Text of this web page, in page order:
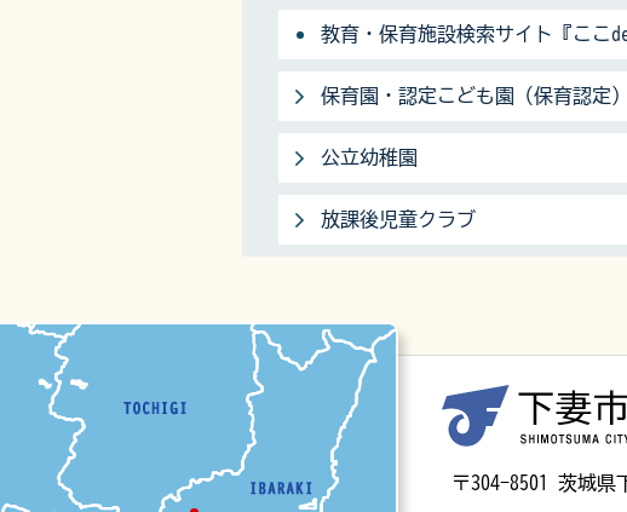
教育・保育施設検索サイト『ここ
保育園・認定こども園（保育認定）
公立幼稚園
放課後児童クラブ
〒304-8501 茨城県